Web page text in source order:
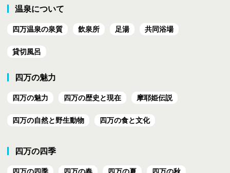
温泉について
四万温泉の泉質 飲泉所 足湯 共同浴場
貸切風呂
四万の魅力
四万の魅力 四万の歴史と現在 摩耶姫伝説
四万の自然と野生動物 四万の食と文化
四万の四季
四万の四季 四万の春 四万の夏 四万の秋